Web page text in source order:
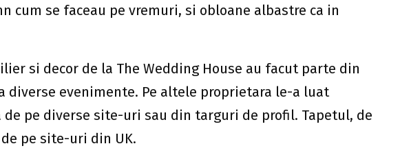
cum se faceau pe vremuri, si obloane albastre ca in
si decor de la The Wedding House au facut parte din
diverse evenimente. Pe altele proprietara le-a luat
pe diverse site-uri sau din targuri de profil. Tapetul, de
pe site-uri din UK.